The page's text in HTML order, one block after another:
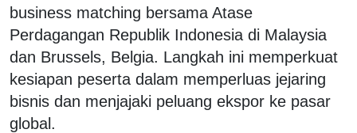
business matching bersama Atase
Perdagangan Republik Indonesia di Malaysia
dan Brussels, Belgia. Langkah ini memperkuat
kesiapan peserta dalam memperluas jejaring
bisnis dan menjajaki peluang ekspor ke pasar
global.